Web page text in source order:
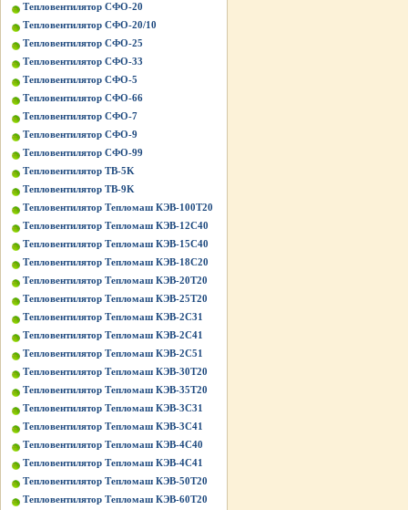
Тепловентилятор СФО-20
Тепловентилятор СФО-20/10
Тепловентилятор СФО-25
Тепловентилятор СФО-33
Тепловентилятор СФО-5
Тепловентилятор СФО-66
Тепловентилятор СФО-7
Тепловентилятор СФО-9
Тепловентилятор СФО-99
Тепловентилятор ТВ-5K
Тепловентилятор ТВ-9K
Тепловентилятор Тепломаш КЭВ-100Т20
Тепловентилятор Тепломаш КЭВ-12С40
Тепловентилятор Тепломаш КЭВ-15С40
Тепловентилятор Тепломаш КЭВ-18С20
Тепловентилятор Тепломаш КЭВ-20Т20
Тепловентилятор Тепломаш КЭВ-25Т20
Тепловентилятор Тепломаш КЭВ-2С31
Тепловентилятор Тепломаш КЭВ-2С41
Тепловентилятор Тепломаш КЭВ-2С51
Тепловентилятор Тепломаш КЭВ-30Т20
Тепловентилятор Тепломаш КЭВ-35Т20
Тепловентилятор Тепломаш КЭВ-3С31
Тепловентилятор Тепломаш КЭВ-3С41
Тепловентилятор Тепломаш КЭВ-4С40
Тепловентилятор Тепломаш КЭВ-4С41
Тепловентилятор Тепломаш КЭВ-50Т20
Тепловентилятор Тепломаш КЭВ-60Т20